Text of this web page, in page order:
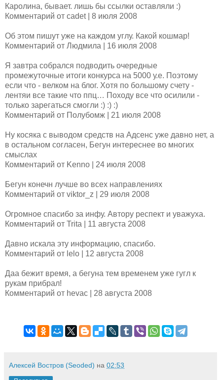
Каролина, бывает. лишь бы ссылки оставляли :)
Комментарий от cadet | 8 июля 2008
Об этом пишут уже на каждом углу. Какой кошмар!
Комментарий от Людмила | 16 июля 2008
Я завтра собрался подводить очередные
промежуточные итоги конкурса на 5000 у.е. Поэтому
если что - велком на блог. Хотя по большому счету -
лентяи все такие что ппц… Походу все что осилили -
только зарегаться смогли :) :) :)
Комментарий от Полубомж | 21 июля 2008
Ну косяка с выводом средств на Адсенс уже давно нет, а
в остальном согласен, Бегун интереснее во многих
смыслах
Комментарий от Kenno | 24 июля 2008
Бегун конечн лучше во всех направлениях
Комментарий от viktor_z | 29 июля 2008
Огромное спасибо за инфу. Автору респект и уважуха.
Комментарий от Trita | 11 августа 2008
Давно искала эту информацию, спасибо.
Комментарий от lelo | 12 августа 2008
Даа бежит время, а бегуна тем временем уже гугл к
рукам прибрал!
Комментарий от hevac | 28 августа 2008
Алексей Востров (Seoded) на 02:53